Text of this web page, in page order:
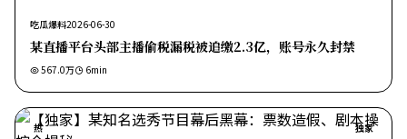
吃瓜爆料2026-06-30
某直播平台头部主播偷税漏税被追缴2.3亿，账号永久封禁
567.0万 6min
热 独家